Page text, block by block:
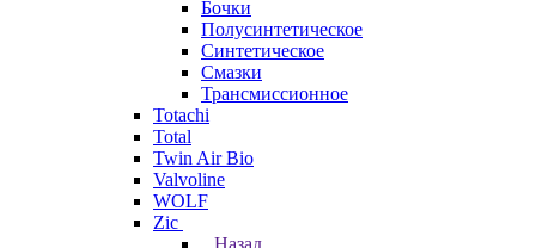
Бочки
Полусинтетическое
Синтетическое
Смазки
Трансмиссионное
Totachi
Total
Twin Air Bio
Valvoline
WOLF
Zic
Назад